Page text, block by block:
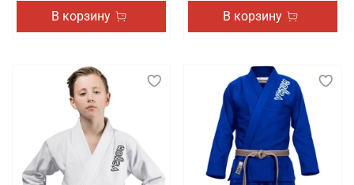
В корзину В корзину